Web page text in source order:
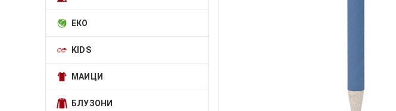
ЕКО
KIDS
МАИЦИ
БЛУЗОНИ